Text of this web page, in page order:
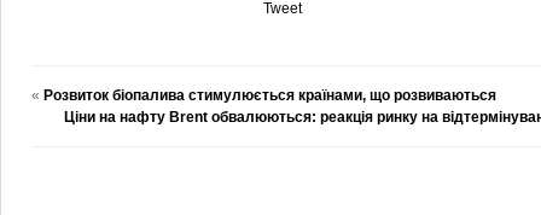
Tweet
« Розвиток біопалива стимулюється країнами, що розвиваються
Ціни на нафту Brent обвалюються: реакція ринку на